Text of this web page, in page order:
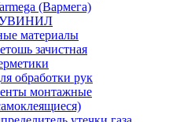
(Вармега)
материалы
зачистная
обработки рук
монтажные